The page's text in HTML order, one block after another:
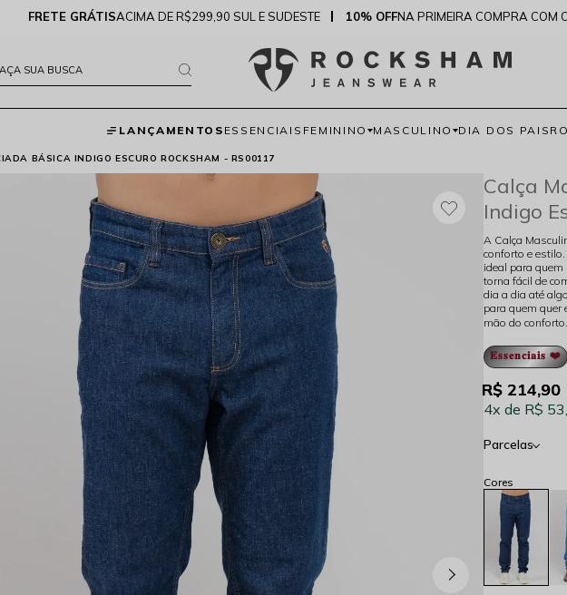
FRETE GRÁTISACIMA DE R$299,90 SUL E SUDESTE 10% OFFNA PRIMEIRA COMPRA COM
LANÇAMENTOS ESSENCIAIS FEMININO MASCULINO DIA DOS PAIS
BÁSICA INDIGO ESCURO ROCKSHAM - RS00117
Calça
Indigo
A Calça
conforto e
ideal para quem
torna fácil de
dia a dia até
para quem quer
mão do conforto.
𝐄𝐬𝐬𝐞𝐧𝐜𝐢𝐚𝐢𝐬 ❤️
R$ 214,90
4x R$
Parcelas